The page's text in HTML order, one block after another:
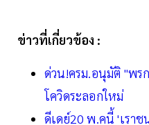
ข่าวที่เกี่ยวข้อง :
ด่วน!ครม.อนุมัติ "พร
โควิดระลอกใหม่
ดีเดย์20 พ.คนี้ 'เราช